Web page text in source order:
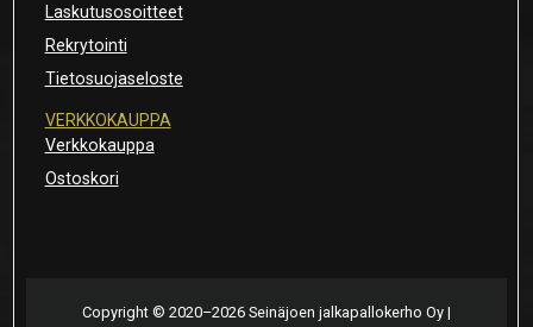
Laskutusosoitteet
Rekrytointi
Tietosuojaseloste
VERKKOKAUPPA
Verkkokauppa
Ostoskori
Copyright © 2020–2026 Seinäjoen jalkapallokerho Oy |